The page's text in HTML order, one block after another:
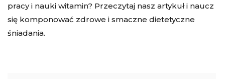
pracy i nauki witamin? Przeczytaj nasz artykuł i naucz
się komponować zdrowe i smaczne dietetyczne
śniadania.